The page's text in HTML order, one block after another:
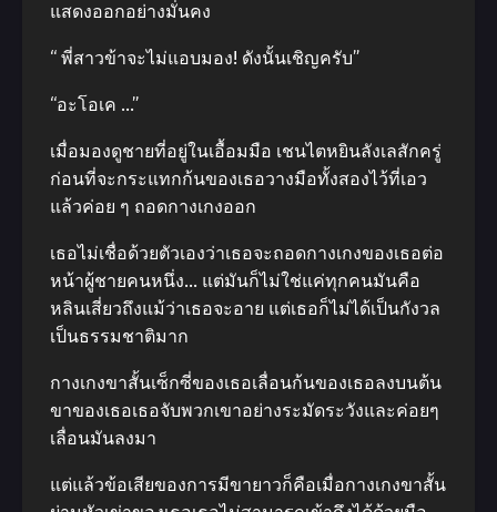
แสดงออกอย่างมั่นคง
“ พี่สาวข้าจะไม่แอบมอง! ดังนั้นเชิญครับ”
“อะโอเค …”
เมื่อมองดูชายที่อยู่ในเอื้อมมือ เชนไตหยินลังเลสักครู่
ก่อนที่จะกระแทกก้นของเธอวางมือทั้งสองไว้ที่เอว
แล้วค่อย ๆ ถอดกางเกงออก
เธอไม่เชื่อด้วยตัวเองว่าเธอจะถอดกางเกงของเธอต่อ
หน้าผู้ชายคนหนึ่ง… แต่มันก็ไม่ใช่แค่ทุกคนมันคือ
หลินเสี่ยวถึงแม้ว่าเธอจะอาย แต่เธอก็ไม่ได้เป็นกังวล
เป็นธรรมชาติมาก
กางเกงขาสั้นเซ็กซี่ของเธอเลื่อนก้นของเธอลงบนต้น
ขาของเธอเธอจับพวกเขาอย่างระมัดระวังและค่อยๆ
เลื่อนมันลงมา
แต่แล้วข้อเสียของการมีขายาวก็คือเมื่อกางเกงขาสั้น